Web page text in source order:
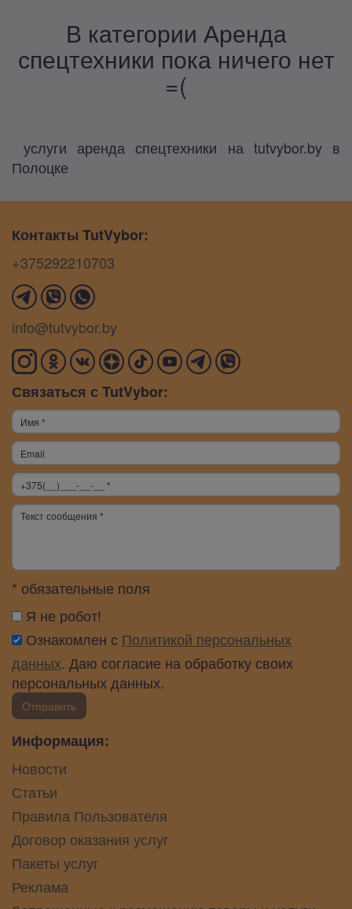
В категории Аренда
спецтехники пока ничего нет
=(
услуги аренда спецтехники на tutvybor.by в
Полоцке
Контакты TutVybor:
+375292210703
info@tutvybor.by
Связаться с TutVybor:
* обязательные поля
Я не робот!
Ознакомлен с Политикой персональных
данных. Даю согласие на обработку своих
персональных данных.
Отправить
Информация:
Новости
Статьи
Правила Пользователя
Договор оказания услуг
Пакеты услуг
Реклама